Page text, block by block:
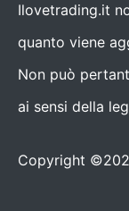
Ilovetrading.it
quanto viene
Non può
ai sensi della
Copyright